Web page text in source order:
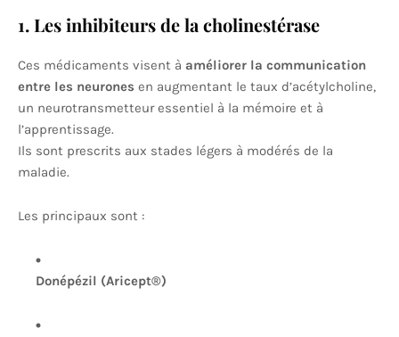
1. Les inhibiteurs de la cholinestérase
Ces médicaments visent à améliorer la communication
entre les neurones en augmentant le taux d’acétylcholine,
un neurotransmetteur essentiel à la mémoire et à
l’apprentissage.
Ils sont prescrits aux stades légers à modérés de la
maladie.
Les principaux sont :
Donépézil (Aricept®)